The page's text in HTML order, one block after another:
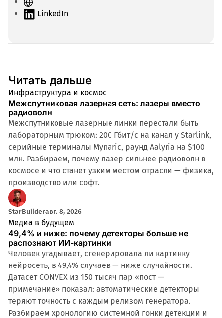
а LinkedIn
Читать дальше
Инфраструктура и космос
Межспутниковая лазерная сеть: лазеры вместо
радиоволн
Межспутниковые лазерные линки перестали быть
лабораторным трюком: 200 Гбит/с на канал у Starlink,
серийные терминалы Mynaric, раунд Aalyria на $100
млн. Разбираем, почему лазер сильнее радиоволн в
космосе и что станет узким местом отрасли — физика,
производство или софт.
StarBuilderавг. 8, 2026
Медиа в будущем
49,4% и ниже: почему детекторы больше не
распознают ИИ-картинки
Человек угадывает, сгенерировала ли картинку
нейросеть, в 49,4% случаев — ниже случайности.
Датасет CONVEX из 150 тысяч пар «пост —
примечание» показал: автоматические детекторы
теряют точность с каждым релизом генератора.
Разбираем хронологию системной гонки детекции и